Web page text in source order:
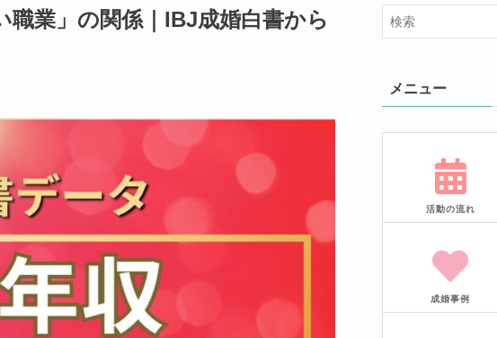
職業」の関係｜IBJ成婚白書から
メニュー
活動の流れ
成婚事例